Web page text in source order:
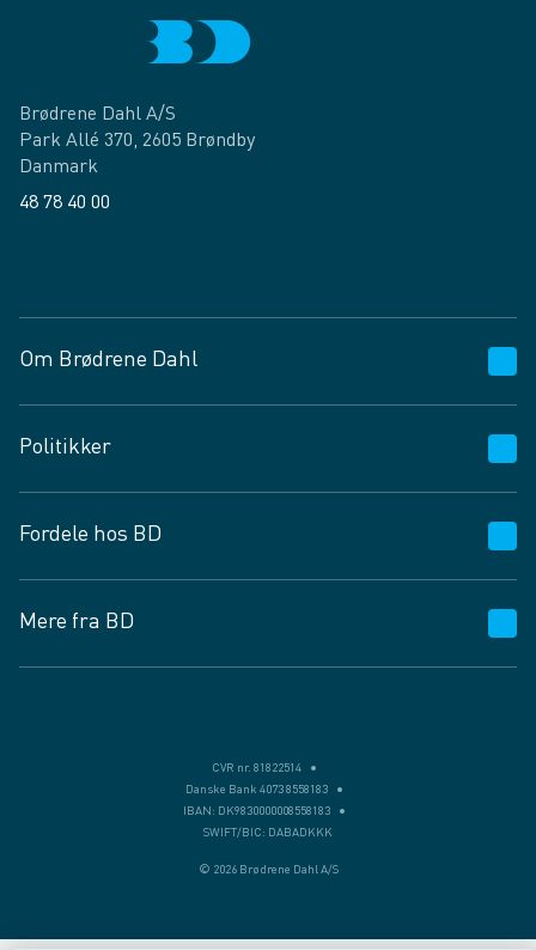
Brødrene Dahl A/S
Park Allé 370, 2605 Brøndby
Danmark
48 78 40 00
Om Brødrene Dahl
Vagttelefon 30 10 89 89
Spørgsmål og svar
Job og karriere
Fødevarekontrolrapport
Politikker
Privatlivspolitik
Cookies
Vilkår og betingelser
Fordele hos BD
BD app
BD.dk services
Mere fra BD
CVR nr. 81822514
Danske Bank 4073 8558183
IBAN: DK9830000008558183
SWIFT/BIC: DABADKKK
© 2026 Brødrene Dahl A/S